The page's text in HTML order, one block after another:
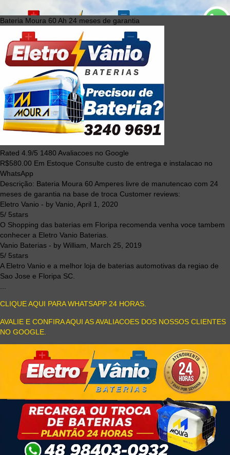
Bateria Moura 60 Ah 24 meses de garantia
Rated 4.9/5 1480 Avaliacoes no Google
R$580.00 Em Estoque Consulte custo de entrega e instalacao no
WhatsApp
Descrição: Bateria Moura 60 Amperes livre de manutencao com 24
meses de garantia na base de troca Customer reviews:
Eletro Vanio - by Vanio April 1, 2020
5/ 5stars
O Shopping das baterias em Floripa recomenda venha voce tambem
conhecer a Eletro Vanio Baterias.
Vanio Baterias - by William
March 25, 2019
5/ 5stars
A Eletro Vanio e a melhor loja de baterias automotivas da regiao de
Sao Jose e Floripa SC.
CLIQUE AQUI PARA WHATSAPP 24 HORAS.
AVALIE E CONFIRA AQUI AS AVALIACOES DOS NOSSOS CLIENTES
NO GOOGLE.